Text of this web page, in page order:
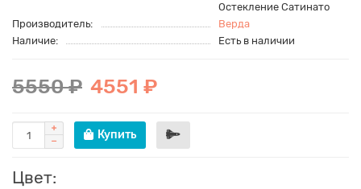
Остекление Сатинато
Производитель:
Верда
Наличие:
Есть в наличии
5550 ₽ 4551 ₽
Купить
Цвет: